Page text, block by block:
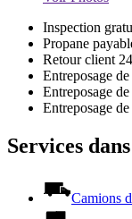
Inspection
Propane
Retour client
Entreposage de
Entreposage
Entreposage
Services
Camions